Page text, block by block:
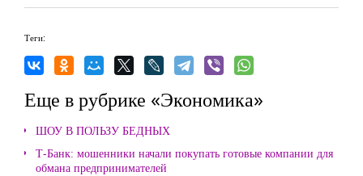
Теги:
Еще в рубрике «Экономика»
ШОУ В ПОЛЬЗУ БЕДНЫХ
Т-Банк: мошенники начали покупать готовые компании для
обмана предпринимателей